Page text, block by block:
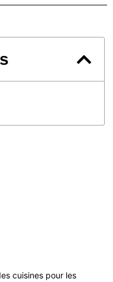
cuisines pour les